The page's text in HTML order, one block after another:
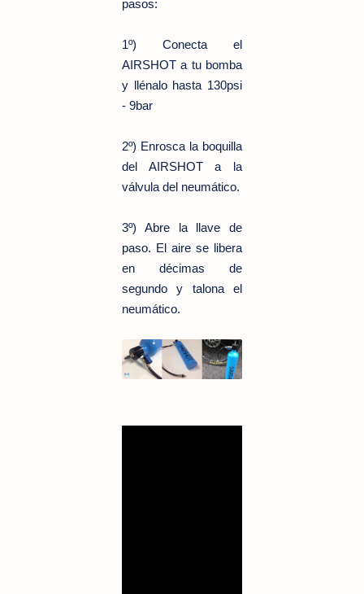
pasos:
1º) Conecta el
AIRSHOT a tu bomba
y llénalo hasta 130psi
- 9bar
2º) Enrosca la boquilla
del AIRSHOT a la
válvula del neumático.
3º) Abre la llave de
paso. El aire se libera
en décimas de
segundo y talona el
neumático.